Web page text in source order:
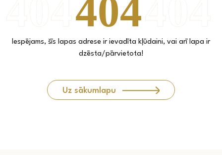
Iespējams, šīs lapas adrese ir ievadīta kļūdaini, vai arī lapa ir
dzēsta/pārvietota!
Uz sākumlapu